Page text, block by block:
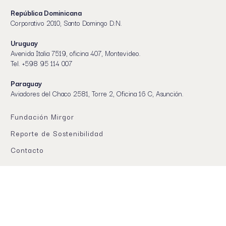
República Dominicana
Corporativo 2010, Santo Domingo D.N.
Uruguay
Avenida Italia 7519, oficina 407, Montevideo.
Tel. +598 95 114 007
Paraguay
Aviadores del Chaco 2581, Torre 2, Oficina 16 C, Asunción.
Fundación Mirgor
Reporte de Sostenibilidad
Contacto